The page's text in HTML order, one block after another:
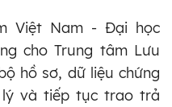
Việt Nam - Đại học
cho Trung tâm Lưu
hồ sơ, dữ liệu chứng
lý và tiếp tục trao trả